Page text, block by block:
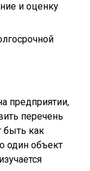
и оценку
предприятии,
перечень
быть как
один объект